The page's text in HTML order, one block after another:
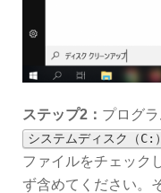
ステップ2： プログラ
システムディスク（C:）
ファイルをチェック
ず含めてください。